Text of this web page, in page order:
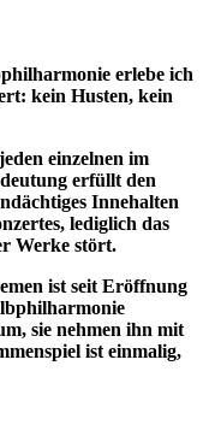
erlebe ich
kein Husten, kein
einzelnen im
erfüllt den
Innehalten
lediglich das
Werke stört.
ist seit Eröffnung
sie nehmen ihn mit
ist einmalig,